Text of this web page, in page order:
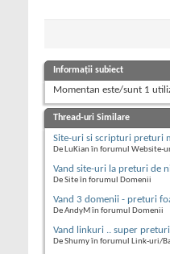
Informații subiect
Momentan este/sunt 1
Thread-uri Similare
Site-uri si scripturi preturi
De LuKian în forumul Website-
Vand site-uri la preturi de
De Site în forumul Domenii
Vand 3 domenii - preturi
De AndyM în forumul Domenii
Vand linkuri .. super preturi
De Shumy în forumul Link-uri/